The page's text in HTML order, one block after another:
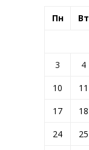
Пн Вт
3
4
10
11
17
18
24
25